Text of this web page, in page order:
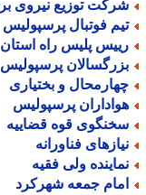
توزیع نیروی برق
فوتبال پرسپولیس
پلیس راه استان
پرسپولیس
و بختیاری
پرسپولیس
قوه قضاییه
فناورانه
ولی فقیه
جمعه شهرکرد